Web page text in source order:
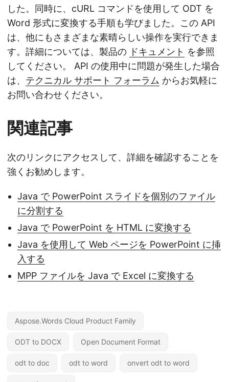
した。同時に、cURL コマンドを使用して ODT を
Word 形式に変換する手順も学びました。この API
は、他にもさまざまな素晴らしい操作を実行できま
す。詳細については、製品の ドキュメント を参照
してください。 API の使用中に問題が発生した場合
は、 テクニカル サポート フォーラム からお気軽に
お問い合わせください。
関連記事
次のリンクにアクセスして、詳細を確認することを
強くお勧めします。
Java で PowerPoint スライドを個別のファイル
に分割する
Java で PowerPoint を HTML に変換する
Java を使用して Web ページを PowerPoint に挿
入する
MPP ファイルを Java で Excel に変換する
Aspose.Words Cloud Product Family
ODT to DOCX Open Document Format
odt to doc odt to word onvert odt to word